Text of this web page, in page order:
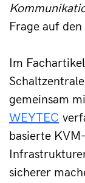
Frage auf
Im
gemeinsam
WEYTEC
basierte
sicherer